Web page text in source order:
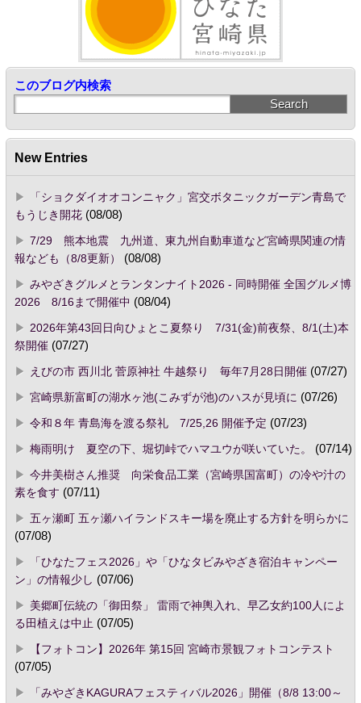
このブログ内検索
New Entries
「ショクダイオオコンニャク」宮交ボタニックガーデン青島で
もうじき開花(08/08)
7/29 熊本地震 九州道、東九州自動車道など宮崎県関連の情
報なども（8/8更新）
(08/08)
みやざきグルメとランタンナイト2026 - 同時開催 全国グルメ博
2026 8/16まで開催中 (08/04)
2026年第43回日向ひょとこ夏祭り 7/31(金)前夜祭、8/1(土)本
祭開催(07/27)
えびの市 西川北 菅原神社 牛越祭り 毎年7月28日開催(07/27)
宮崎県新富町の湖水ヶ池(こみずが池)のハスが見頃に (07/26)
令和８年 青島海を渡る祭礼 7/25,26 開催予定 (07/23)
梅雨明け 夏空の下、堀切峠でハマユウが咲いていた。
(07/14)
今井美樹さん推奨 向栄食品工業（宮崎県国富町）の冷や汁の
素を食す (07/11)
五ヶ瀬町 五ヶ瀬ハイランドスキー場を廃止する方針を明らかに
(07/08)
「ひなたフェス2026」や「ひなタビみやざき宿泊キャンペー
ン」の情報少し (07/06)
美郷町伝統の「御田祭」 雷雨で神輿入れ、早乙女約100人によ
る田植えは中止 (07/05)
【フォトコン】2026年 第15回 宮崎市景観フォトコンテスト
(07/05)
「みやざきKAGURAフェスティバル2026」開催（8/8 13:00～